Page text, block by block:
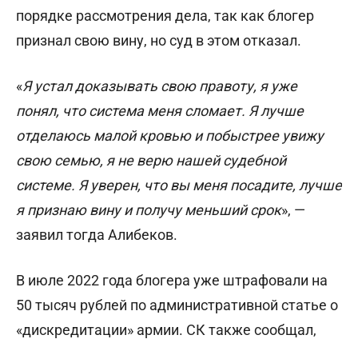
порядке рассмотрения дела, так как блогер
признал свою вину, но суд в этом отказал.
«Я устал доказывать свою правоту, я уже
понял, что система меня сломает. Я лучше
отделаюсь малой кровью и побыстрее увижу
свою семью, я не верю нашей судебной
системе. Я уверен, что вы меня посадите, лучше
я признаю вину и получу меньший срок», —
заявил тогда Алибеков.
В июле 2022 года блогера уже штрафовали на
50 тысяч рублей по административной статье о
«дискредитации» армии. СК также сообщал,